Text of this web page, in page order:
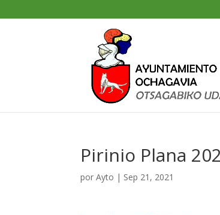
Pirinio Plana
porAyto | Sep 21, 2021